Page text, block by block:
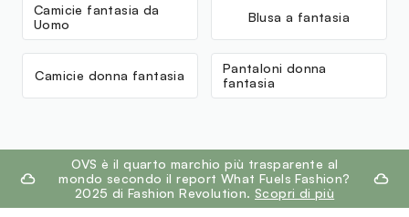
Camicie fantasia da
Uomo
Blusa a fantasia
Camicie donna fantasia
Pantaloni donna
fantasia
footer.ariatitleOVS è il quarto marchio più trasparente al
mondo secondo il report What Fuels Fashion?
2025 di Fashion Revolution. Scopri di più